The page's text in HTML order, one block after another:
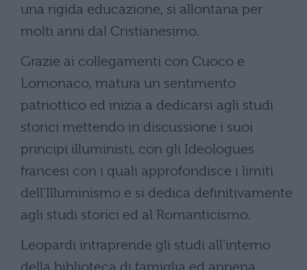
una rigida educazione, si allontana per
molti anni dal Cristianesimo.
Grazie ai collegamenti con Cuoco e
Lomonaco, matura un sentimento
patriottico ed inizia a dedicarsi agli studi
storici mettendo in discussione i suoi
principi illuministi, con gli Ideologues
francesi con i quali approfondisce i limiti
dell’Illuminismo e si dedica definitivamente
agli studi storici ed al Romanticismo.
Leopardi intraprende gli studi all’interno
della biblioteca di famiglia ed appena